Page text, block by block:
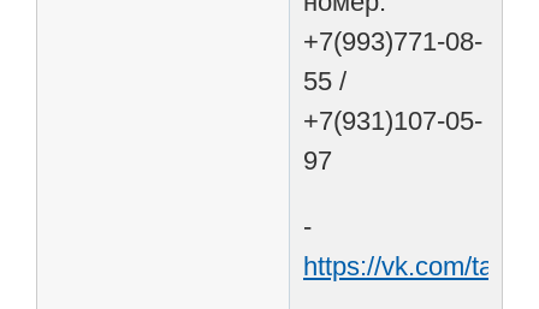
+7(993)771-08-
55 /
+7(931)107-05-
97
-
https://vk.com/